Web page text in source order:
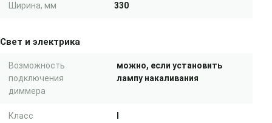
Ширина, мм 330
Свет и электрика
Возможность
подключения
диммера
можно, если установить
лампу накаливания
Класс